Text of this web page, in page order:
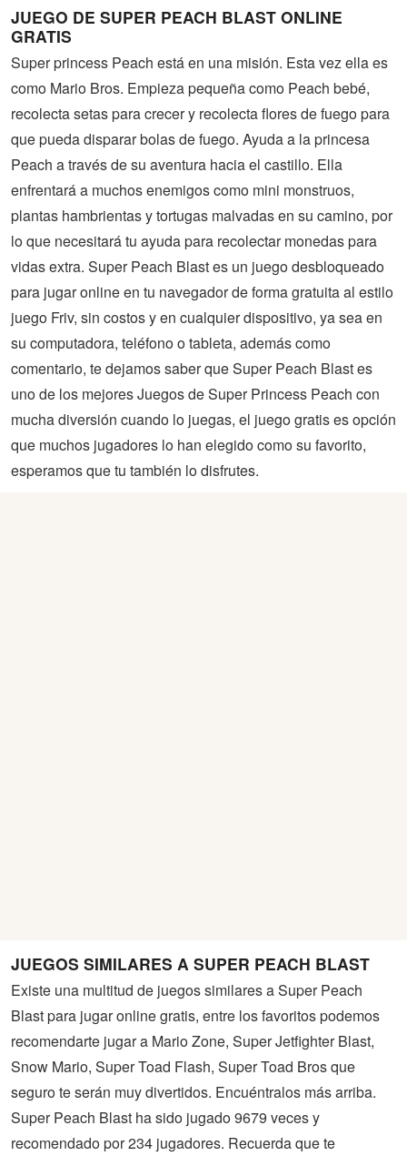
Animaciones
JUEGO DE SUPER PEACH BLAST ONLINE
GRATIS
Super princess Peach está en una misión. Esta vez ella es
como Mario Bros. Empieza pequeña como Peach bebé,
recolecta setas para crecer y recolecta flores de fuego para
que pueda disparar bolas de fuego. Ayuda a la princesa
Peach a través de su aventura hacia el castillo. Ella
enfrentará a muchos enemigos como mini monstruos,
plantas hambrientas y tortugas malvadas en su camino, por
lo que necesitará tu ayuda para recolectar monedas para
vidas extra. Super Peach Blast es un juego desbloqueado
para jugar online en tu navegador de forma gratuita al estilo
juego Friv, sin costos y en cualquier dispositivo, ya sea en
su computadora, teléfono o tableta, además como
comentario, te dejamos saber que Super Peach Blast es
uno de los mejores Juegos de Super Princess Peach con
mucha diversión cuando lo juegas, el juego gratis es opción
que muchos jugadores lo han elegido como su favorito,
esperamos que tu también lo disfrutes.
JUEGOS SIMILARES A SUPER PEACH BLAST
Existe una multitud de juegos similares a Super Peach
Blast para jugar online gratis, entre los favoritos podemos
recomendarte jugar a Mario Zone, Super Jetfighter Blast,
Snow Mario, Super Toad Flash, Super Toad Bros que
seguro te serán muy divertidos. Encuéntralos más arriba.
Super Peach Blast ha sido jugado 9679 veces y
recomendado por 234 jugadores. Recuerda que te